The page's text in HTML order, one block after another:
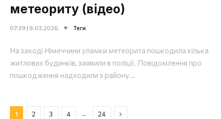
метеориту (відео)
07:39 | 9.03.2026 Теги
На заході Німеччини уламки метеорита пошкодила кілька
житлових будинків, заявили в поліції. Повідомлення про
пошкодження надходили з району...
1 2 3 4 … 24 Далі